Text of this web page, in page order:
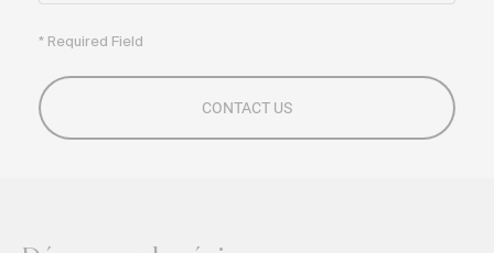
* Required Field